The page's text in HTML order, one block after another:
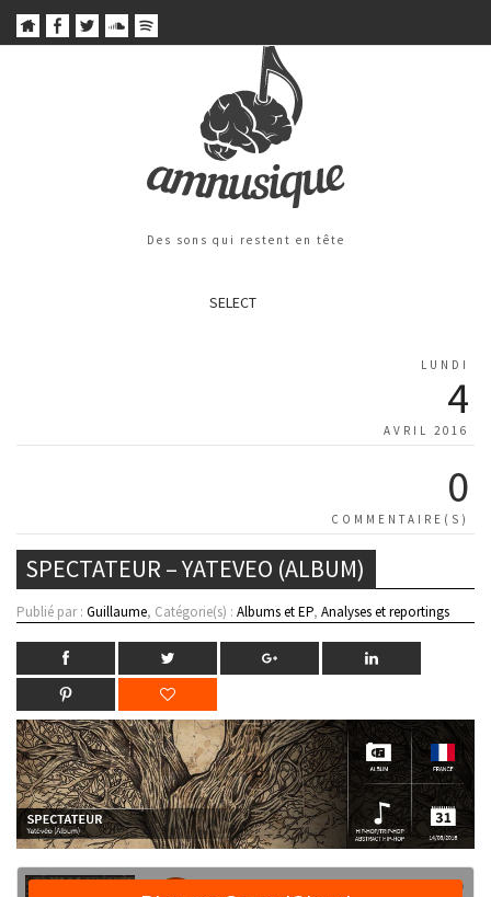
Des sons qui restent en tête
SELECT
LUNDI
4
AVRIL 2016
0
COMMENTAIRE(S)
SPECTATEUR – YATEVEO (ALBUM)
Publié par : Guillaume, Catégorie(s) : Albums et EP, Analyses et reportings